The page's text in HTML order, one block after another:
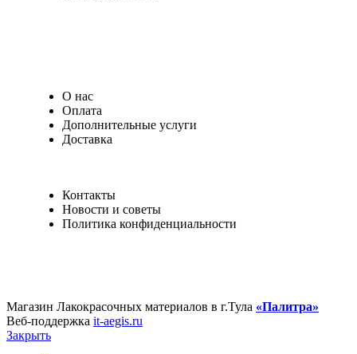
О нас
Оплата
Дополнительные услуги
Доставка
Контакты
Новости и советы
Политика конфиденциальности
Магазин Лакокрасочных материалов в г.Тула «Палитра»
Веб-поддержка it-aegis.ru
Закрыть